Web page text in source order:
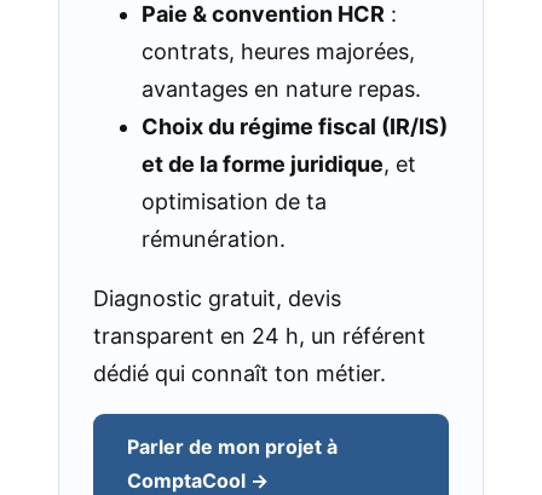
Paie & convention HCR :
contrats, heures majorées,
avantages en nature repas.
Choix du régime fiscal (IR/IS)
et de la forme juridique, et
optimisation de ta
rémunération.
Diagnostic gratuit, devis
transparent en 24 h, un référent
dédié qui connaît ton métier.
Parler de mon projet à
ComptaCool →